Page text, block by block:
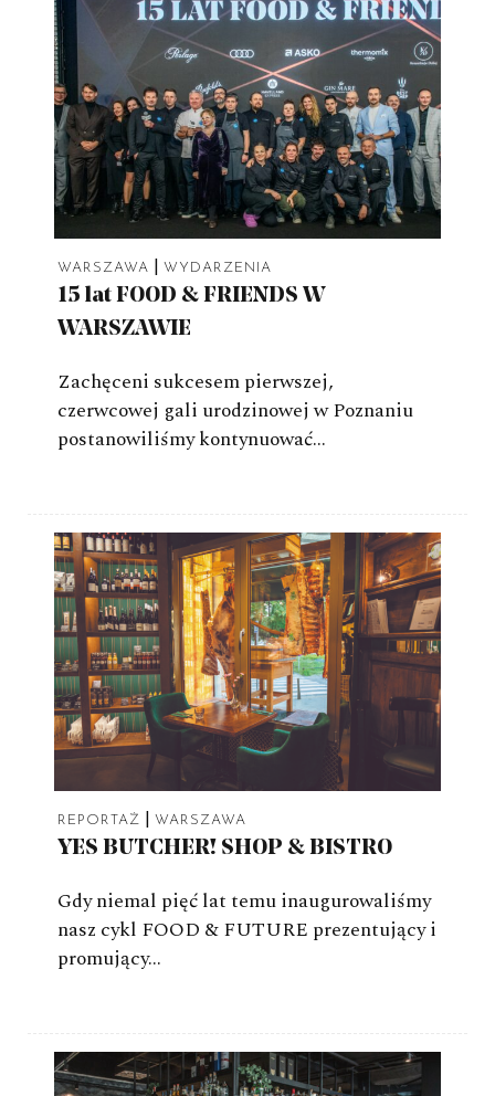
WARSZAWA | WYDARZENIA
15 lat FOOD & FRIENDS W
WARSZAWIE
Zachęceni sukcesem pierwszej,
czerwcowej gali urodzinowej w Poznaniu
postanowiliśmy kontynuować…
REPORTAŻ | WARSZAWA
YES BUTCHER! SHOP & BISTRO
Gdy niemal pięć lat temu inaugurowaliśmy
nasz cykl FOOD & FUTURE prezentujący i
promujący…